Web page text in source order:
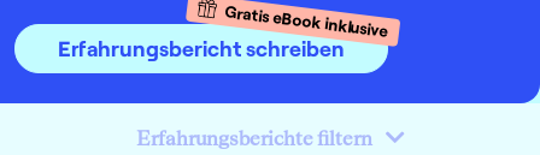
Erfahrungsbericht schreiben
Gratis eBook inklusive
Erfahrungsberichte filtern